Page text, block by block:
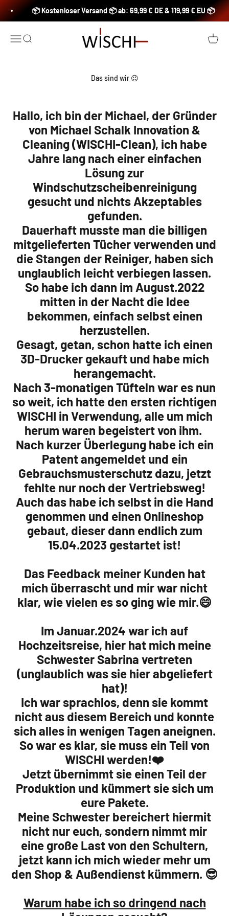
Zum Inhalt springen
📦 Kostenloser Versand 📦 ab: 69,99 € DE & 119,99 € EU 📦
MenüSuche
Michael Schalk Innovation & Cleaning
Das sind wir 😉
Hallo, ich bin der Michael, der Gründer
von Michael Schalk Innovation &
Cleaning (WISCHI-Clean), ich habe
Jahre lang nach einer einfachen
Lösung zur
Windschutzscheibenreinigung
gesucht und nichts Akzeptables
gefunden.
Dauerhaft musste man die billigen
mitgelieferten Tücher verwenden und
die Stangen der Reiniger, haben sich
unglaublich leicht verbiegen lassen.
So habe ich dann im August.2022
mitten in der Nacht die Idee
bekommen, einfach selbst einen
herzustellen.
Gesagt, getan, schon hatte ich einen
3D-Drucker gekauft und habe mich
herangemacht.
Nach 3-monatigen Tüfteln war es nun
so weit, ich hatte den ersten richtigen
WISCHI in Verwendung, alle um mich
herum waren begeistert von ihm.
Nach kurzer Überlegung habe ich ein
Patent angemeldet und ein
Gebrauchsmusterschutz dazu, jetzt
fehlte nur noch der Vertriebsweg!
Auch das habe ich selbst in die Hand
genommen und einen Onlineshop
gebaut, dieser dann endlich zum
15.04.2023 gestartet ist!
Das Feedback meiner Kunden hat
mich überrascht und mir war nicht
klar, wie vielen es so ging wie mir.😄
Im Januar.2024 war ich auf
Hochzeitsreise, hier hat mich meine
Schwester Sabrina vertreten
(unglaublich was sie hier abgeliefert
hat)!
Ich war sprachlos, denn sie kommt
nicht aus diesem Bereich und konnte
sich alles in wenigen Tagen aneignen.
So war es klar, sie muss ein Teil von
WISCHI werden!❤️
Jetzt übernimmt sie einen Teil der
Produktion und kümmert sie sich um
eure Pakete.
Meine Schwester bereichert hiermit
nicht nur euch, sondern nimmt mir
eine große Last von den Schultern,
jetzt kann ich mich wieder mehr um
den Shop & Außendienst kümmern. 😎
Warum habe ich so dringend nach